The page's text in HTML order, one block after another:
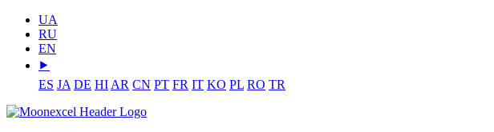
UA
RU
EN
⯈
ES JA DE HI AR CN PT FR IT KO PL RO TR